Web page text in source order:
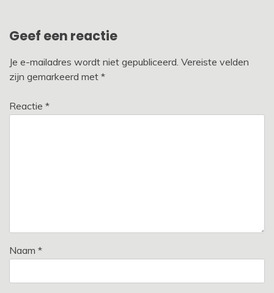
Geef een reactie
Je e-mailadres wordt niet gepubliceerd. Vereiste velden
zijn gemarkeerd met *
Reactie *
Naam *